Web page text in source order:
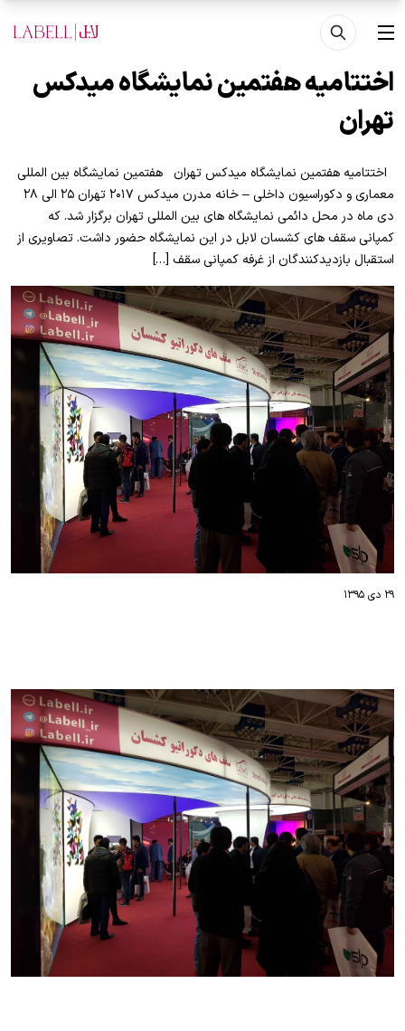
رفتن به محتوای اصلی
منو
اختتامیه هفتمین نمایشگاه میدکس
تهران
اختتامیه هفتمین نمایشگاه میدکس تهران هفتمین نمایشگاه بين المللی
معماری و دكوراسیون داخلی – خانه مدرن میدکس ۲۰۱۷ تهران ۲۵ الی ۲۸
دی ماه در محل دائمی نمایشگاه های بین المللی تهران برگزار شد. که
کمپانی سقف های کشسان لابل در این نمایشگاه حضور داشت. تصاویری از
استقبال بازدیدکنندگان از غرفه کمپانی سقف […]
۲۹ دی ۱۳۹۵